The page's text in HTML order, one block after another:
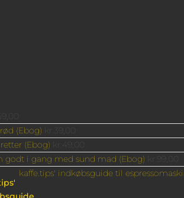
(Ebog)
39,00
(Ebog)
49,00
godt i gang med sund mad (Ebog)
kaffe.tips' indkøbsguide til